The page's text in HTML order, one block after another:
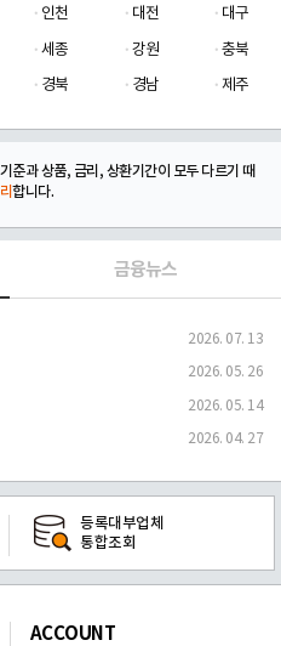
인천 대전
대구
세종 강원
충북
경북 경남 제주
준과 상품, 금리, 상환기간이 모두 다르기 때
합니다.
금융뉴스
2026. 07. 13
2026. 05. 26
2026. 05. 14
2026. 04. 27
등록대부업체
통합조회
ACCOUNT